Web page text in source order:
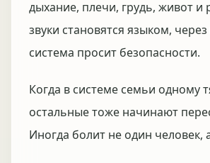
дыхание, плечи, грудь, живот и
звуки становятся языком,
система просит безопасности.
Когда в системе семьи одному
остальные тоже начинают
Иногда болит не один человек,